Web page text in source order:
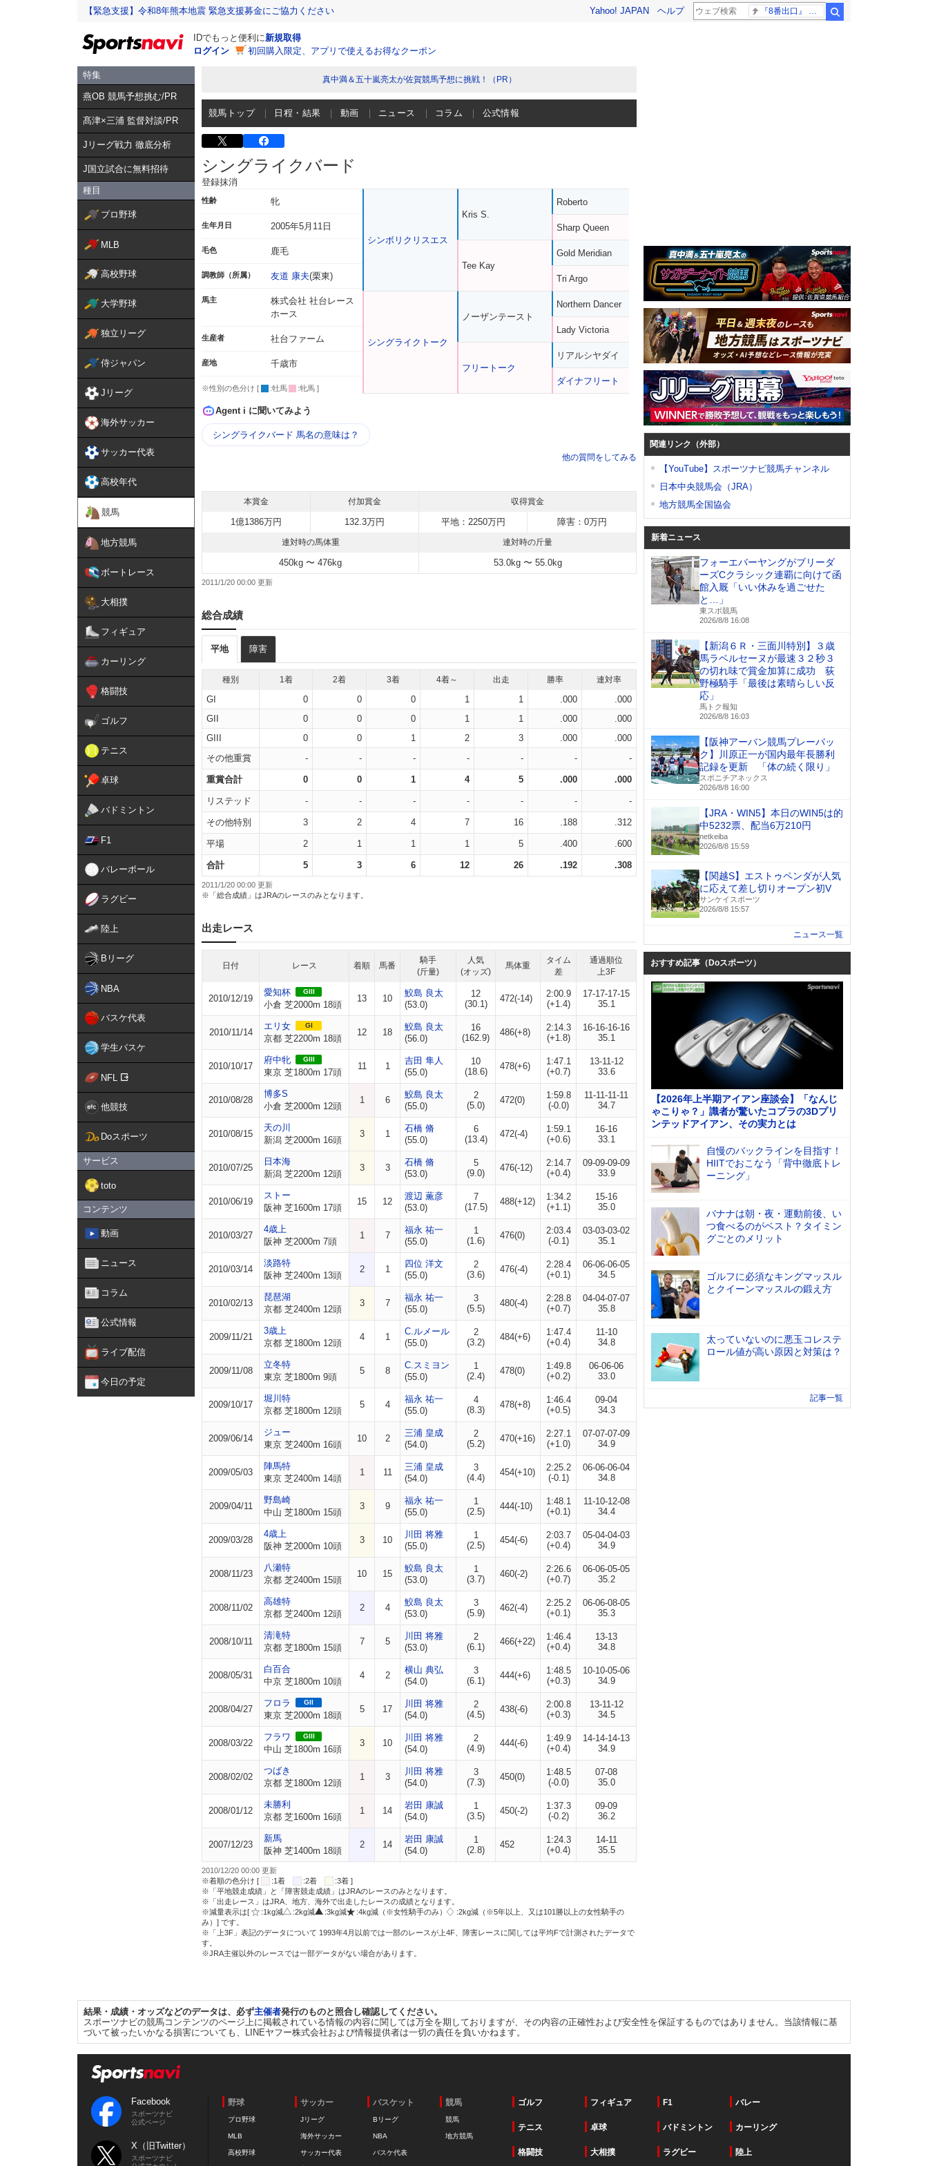
【緊急支援】令和8年熊本地震 緊急支援募金にご協力ください Yahoo! JAPAN ヘルプ
IDでもっと便利に新規取得
ログイン
初回購入限定、アプリで使えるお得なクーポン
特集
燕OB 競馬予想挑む/PR
髙津×三浦 監督対談/PR
Jリーグ戦力 徹底分析
J国立試合に無料招待
種目
プロ野球
MLB
高校野球
大学野球
独立リーグ
侍ジャパン
Jリーグ
海外サッカー
サッカー代表
高校年代
競馬
地方競馬
ボートレース
大相撲
フィギュア
カーリング
格闘技
ゴルフ
テニス
卓球
バドミントン
F1
バレーボール
ラグビー
陸上
Bリーグ
NBA
バスケ代表
学生バスケ
NFL
他競技
Doスポーツ
サービス
toto
コンテンツ
動画
ニュース
コラム
公式情報
ライブ配信
今日の予定
真中満＆五十嵐亮太が佐賀競馬予想に挑戦！（PR）
競馬トップ 日程・結果 動画 ニュース コラム 公式情報
シングライクバード
登録抹消
性齢 牝
生年月日 2005年5月11日
毛色 鹿毛
調教師（所属） 友道 康夫(栗東)
馬主
株式会社 社台レース
ホース
生産者 社台ファーム
産地 千歳市
※性別の色分け [ :牡馬 :牝馬 ]
シンボリクリスエス
シングライクトーク
Kris S.
Tee Kay
ノーザンテースト
フリートーク
Roberto
Sharp Queen
Gold Meridian
Tri Argo
Northern Dancer
Lady Victoria
リアルシヤダイ
ダイナフリート
Agent i に聞いてみよう
シングライクバード 馬名の意味は？
他の質問をしてみる
本賞金 付加賞金 収得賞金
1億1386万円 132.3万円 平地：2250万円 障害：0万円
連対時の馬体重 連対時の斤量
450kg 〜 476kg 53.0kg 〜 55.0kg
2011/1/20 00:00
総合成績
平地 障害
種別 1着 2着 3着 4着～ 出走 勝率 連対率
GI 0 0 0 1 1 .000
.000
GII
0 0 0 1 1 .000
.000
GIII
0 0 1 2 3 .000
.000
その他重賞
- - - - - - -
重賞合計 0 0 1 4 5 .000 .000
リステッド - - - - - - -
その他特別 3 2 4 7 16 .188 .312
平場 2 1 1 1 5 .400 .600
合計 5 3 6 12 26 .192 .308
2011/1/20 00:00 更新
※「総合成績」はJRAのレースのみとなります。
出走レース
日付 レース 着順 馬番
騎手
(斤量)
人気
(オッズ)
馬体重
タイム
差
通過順位
上3F
2010/12/19
愛知杯 GIII
小倉 芝2000m 18頭
13 10
鮫島 良太
(53.0)
12
(30.1)
472(-14)
2:00.9
(+1.4)
17-17-17-15
35.1
2010/11/14
エリ女 GI
京都 芝2200m 18頭
12 18
鮫島 良太
(56.0)
16
(162.9)
486(+8)
2:14.3
(+1.8)
16-16-16-16
35.1
2010/10/17
府中牝 GIII
東京 芝1800m 17頭
11 1
吉田 隼人
(55.0)
10
(18.6)
478(+6)
1:47.1
(+0.7)
13-11-12
33.6
2010/08/28
博多S
小倉 芝2000m 12頭
1 6
鮫島 良太
(55.0)
2
(5.0)
472(0)
1:59.8
(-0.0)
11-11-11-11
34.7
2010/08/15
天の川
新潟 芝2000m 16頭
3 1
石橋 脩
(55.0)
6
(13.4)
472(-4)
1:59.1
(+0.6)
16-16
33.1
2010/07/25
日本海
新潟 芝2200m 12頭
3 3
石橋 脩
(53.0)
5
(9.0)
476(-12)
2:14.7
(+0.4)
09-09-09-09
33.9
2010/06/19
ストー
阪神 芝1600m 17頭
15 12
渡辺 薫彦
(53.0)
7
(17.5)
488(+12)
1:34.2
(+1.1)
15-16
35.0
2010/03/27
4歳上
阪神 芝2000m 7頭
1 7
福永 祐一
(55.0)
1
(1.6)
476(0)
2:03.4
(-0.1)
03-03-03-02
35.1
2010/03/14
淡路特
阪神 芝2400m 13頭
2 1
四位 洋文
(55.0)
2
(3.6)
476(-4)
2:28.4
(+0.1)
06-06-06-05
34.5
2010/02/13
琵琶湖
京都 芝2400m 12頭
3 7
福永 祐一
(55.0)
3
(5.5)
480(-4)
2:28.8
(+0.7)
04-04-07-07
35.8
2009/11/21
3歳上
京都 芝1800m 12頭
4 1
C.ルメール
(55.0)
2
(3.2)
484(+6)
1:47.4
(+0.4)
11-10
34.8
2009/11/08
立冬特
東京 芝1800m 9頭
5 8
C.スミヨン
(55.0)
1
(2.4)
478(0)
1:49.8
(+0.2)
06-06-06
33.0
2009/10/17
堀川特
京都 芝1800m 12頭
5 4
福永 祐一
(55.0)
4
(8.3)
478(+8)
1:46.4
(+0.5)
09-04
34.3
2009/06/14
ジュー
東京 芝2400m 16頭
10 2
三浦 皇成
(54.0)
2
(5.2)
470(+16)
2:27.1
(+1.0)
07-07-07-09
34.9
2009/05/03
陣馬特
東京 芝2400m 14頭
1 11
三浦 皇成
(54.0)
3
(4.4)
454(+10)
2:25.2
(-0.1)
06-06-06-04
34.8
2009/04/11
野島崎
中山 芝1800m 15頭
3 9
福永 祐一
(55.0)
1
(2.5)
444(-10)
1:48.1
(+0.1)
11-10-12-08
34.4
2009/03/28
4歳上
阪神 芝2000m 10頭
3 10
川田 将雅
(55.0)
1
(2.5)
454(-6)
2:03.7
(+0.4)
05-04-04-03
34.9
2008/11/23
八瀬特
京都 芝2400m 15頭
10 15
鮫島 良太
(53.0)
1
(3.7)
460(-2)
2:26.6
(+0.7)
06-06-05-05
35.2
2008/11/02
高雄特
京都 芝2400m 12頭
2 4
鮫島 良太
(53.0)
3
(5.9)
462(-4)
2:25.2
(+0.1)
06-06-08-05
35.3
2008/10/11
清滝特
京都 芝1800m 15頭
7 5
川田 将雅
(53.0)
2
(6.1)
466(+22)
1:46.4
(+0.4)
13-13
34.8
2008/05/31
白百合
中京 芝1800m 10頭
4 2
横山 典弘
(54.0)
3
(6.1)
444(+6)
1:48.5
(+0.3)
10-10-05-06
34.9
2008/04/27
フロラ GII
東京 芝2000m 18頭
5 17
川田 将雅
(54.0)
2
(4.5)
438(-6)
2:00.8
(+0.3)
13-11-12
34.5
2008/03/22
フラワ GIII
中山 芝1800m 16頭
3 10
川田 将雅
(54.0)
2
(4.9)
444(-6)
1:49.9
(+0.4)
14-14-14-13
34.9
2008/02/02
つばき
京都 芝1800m 12頭
1 3
川田 将雅
(54.0)
3
(7.3)
450(0)
1:48.5
(-0.0)
07-08
35.0
2008/01/12
未勝利
京都 芝1600m 16頭
1 14
岩田 康誠
(54.0)
1
(3.5)
450(-2)
1:37.3
(-0.2)
09-09
36.2
2007/12/23
新馬
阪神 芝1400m 18頭
2 14
岩田 康誠
(54.0)
1
(2.8)
452
1:24.3
(+0.4)
14-11
35.5
2010/12/20 00:00 更新
※着順の色分け [
:1着 :2着
:3着 ]
※「平地競走成績」と「障害競走成績」はJRAのレースのみとなります。
※「出走レース」はJRA、地方、海外で出走したレースの成績となります。
※減量表示は[
:1kg減 :2kg減 :3kg減 :4kg減（※女性騎手のみ）
:2kg減（※5年以上、又は101勝以上の女性騎手の
み）] です。
※「上3F」表記のデータについて 1993年4月以前では一部のレースが上4F、障害レースに関しては平均Fで計測されたデータで
す。
※JRA主催以外のレースでは一部データがない場合があります。
関連リンク（外部）
【YouTube】スポーツナビ競馬チャンネル
日本中央競馬会（JRA）
地方競馬全国協会
新着ニュース
フォーエバーヤングがブリーダ
ーズCクラシック連覇に向けて函
館入厩「いい休みを過ごせた
と…」
東スポ競馬
2026/8/8 16:08
【新潟６Ｒ・三面川特別】３歳
馬ラベルセーヌが最速３２秒３
の切れ味で賞金加算に成功 荻
野極騎手「最後は素晴らしい反
応」
馬トク報知
2026/8/8 16:03
【阪神アーバン競馬プレーバッ
ク】川原正一が国内最年長勝利
記録を更新 「体の続く限り」
スポニチアネックス
2026/8/8 16:00
【JRA・WIN5】本日のWIN5は的
中5232票、配当6万210円
netkeiba
2026/8/8 15:59
【関越S】エストゥペンダが人気
に応えて差し切りオープン初V
サンケイスポーツ
2026/8/8 15:57
ニュース一覧
おすすめ記事（Doスポーツ）
【2026年上半期アイアン座談会】「なんじ
ゃこりゃ？」識者が驚いたコブラの3Dプリ
ンテッドアイアン、その実力とは
自慢のバックラインを目指す！
HIITでおこなう「背中徹底トレ
ーニング」
バナナは朝・夜・運動前後、い
つ食べるのがベスト？タイミン
グごとのメリット
ゴルフに必須なキングマッスル
とクイーンマッスルの鍛え方
太っていないのに悪玉コレステ
ロール値が高い原因と対策は？
記事一覧
結果・成績・オッズなどのデータは、必ず主催者発行のものと照合し確認してください。
スポーツナビの競馬コンテンツのページ上に掲載されている情報の内容に関しては万全を期しておりますが、その内容の正確性および安全性を保証するものではありません。当該情報に基
づいて被ったいかなる損害についても、LINEヤフー株式会社および情報提供者は一切の責任を負いかねます。
Facebook
スポーツナビ
公式ページ
X（旧Twitter）
スポーツナビ
野球
プロ野球
MLB
高校野球
サッカー
Jリーグ
海外サッカー
サッカー代表
バスケット
Bリーグ
NBA
バスケ代表
競馬
競馬
地方競馬
ゴルフ フィギュア F1 バレー
テニス 卓球 バドミントン カーリング
格闘技 大相撲 ラグビー 陸上